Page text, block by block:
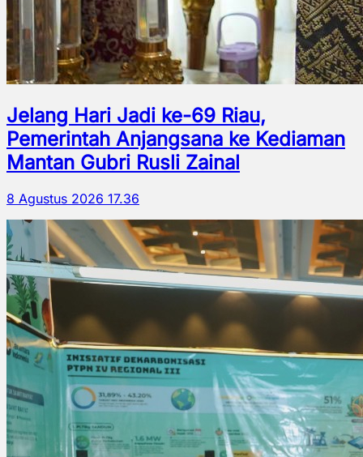
Jelang Hari Jadi ke-69 Riau,
Pemerintah Anjangsana ke Kediaman
Mantan Gubri Rusli Zainal
8 Agustus 2026 17.36